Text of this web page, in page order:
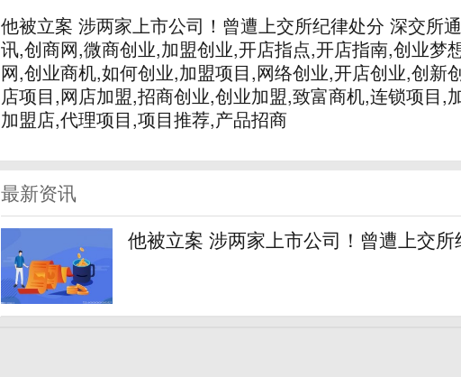
他被立案 涉两家上市公司！曾遭上交所纪律处分 深交所
讯,创商网,微商创业,加盟创业,开店指点,开店指南,创业梦
网,创业商机,如何创业,加盟项目,网络创业,开店创业,创新
店项目,网店加盟,招商创业,创业加盟,致富商机,连锁项目,
加盟店,代理项目,项目推荐,产品招商
最新资讯
他被立案 涉两家上市公司！曾遭上交